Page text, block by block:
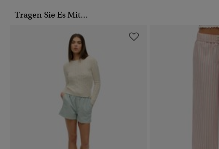
Tragen Sie Es Mit...